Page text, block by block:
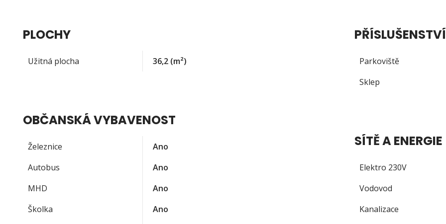
PLOCHY
Užitná plocha 36,2 (m²)
OBČANSKÁ VYBAVENOST
Železnice
Ano
Autobus
Ano
MHD
Ano
Školka
Ano
Parkoviště
Sklep
SÍTĚ A ENERGIE
Elektro 230V
Vodovod
Kanalizace